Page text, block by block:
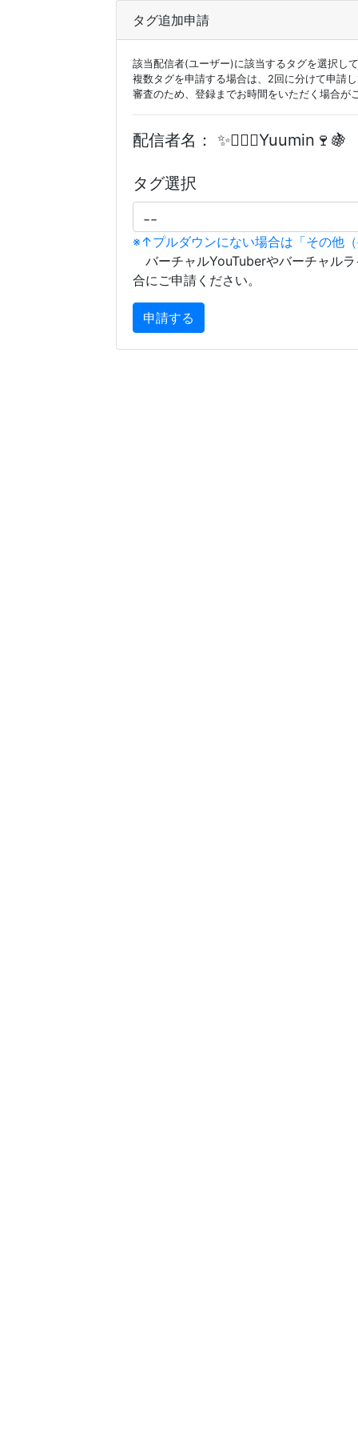
タグ追加申請
該当配信者(ユーザー)に該当するタグを選択し
複数タグを申請する場合は、2回に分けて申請
審査のため、登録までお時間をいただく場合が
配信者名： ✨🧚🏻‍♀️Yuumin🍷🍇
タグ選択
※↑プルダウンにない場合は「その他
バーチャルYouTuberやバーチャル
合にご申請ください。
申請する